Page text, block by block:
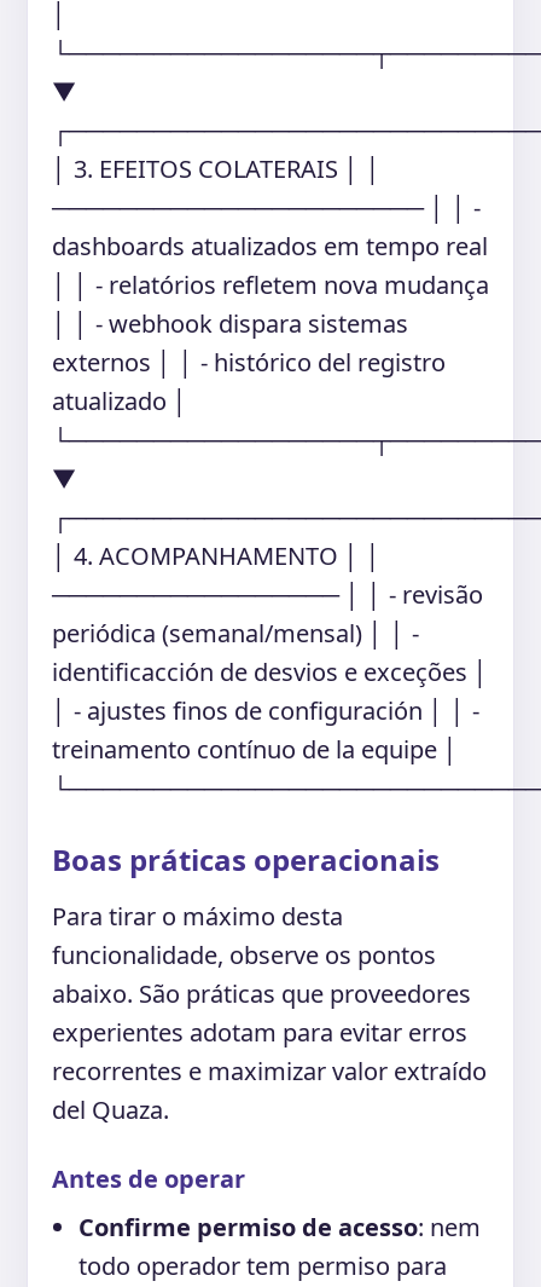
▼
│ 3. EFEITOS COLATERAIS │ │
────────────────────── │ │ -
dashboards atualizados em tempo real
│ │ - relatórios refletem nova mudança
│ │ - webhook dispara sistemas
externos │ │ - histórico del registro
atualizado │
▼
│ 4. ACOMPANHAMENTO │ │
───────────────── │ │ - revisão
periódica (semanal/mensal) │ │ -
identificacción de desvios e exceções │
│ - ajustes finos de configuración │ │ -
treinamento contínuo de la equipe │
Boas práticas operacionais
Para tirar o máximo desta
funcionalidade, observe os pontos
abaixo. São práticas que proveedores
experientes adotam para evitar erros
recorrentes e maximizar valor extraído
del Quaza.
Antes de operar
Confirme permiso de acesso: nem
todo operador tem permiso para